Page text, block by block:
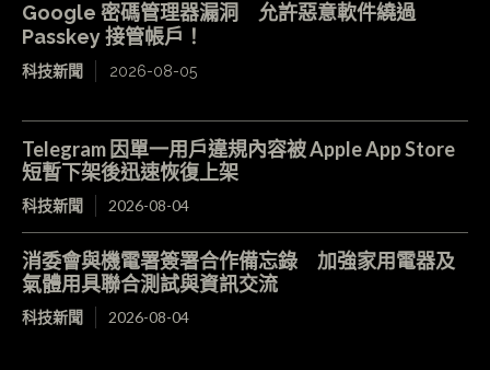
Google 密碼管理器漏洞 允許惡意軟件繞過
Passkey 接管帳戶！
科技新聞 2026-08-05
Telegram 因單一用戶違規內容被 Apple App Store
短暫下架後迅速恢復上架
科技新聞 2026-08-04
消委會與機電署簽署合作備忘錄 加強家用電器及
氣體用具聯合測試與資訊交流
科技新聞 2026-08-04